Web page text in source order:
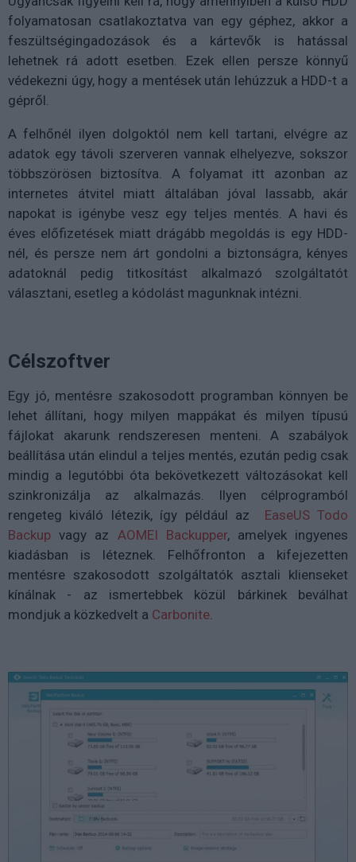
folyamatosan csatlakoztatva van egy géphez, akkor a
feszültségingadozások és a kártevők is hatással
lehetnek rá adott esetben. Ezek ellen persze könnyű
védekezni úgy, hogy a mentések után lehúzzuk a HDD-t a
gépről.
A felhőnél ilyen dolgoktól nem kell tartani, elvégre az
adatok egy távoli szerveren vannak elhelyezve, sokszor
többszörösen biztosítva. A folyamat itt azonban az
internetes átvitel miatt általában jóval lassabb, akár
napokat is igénybe vesz egy teljes mentés. A havi és
éves előfizetések miatt drágább megoldás is egy HDD-
nél, és persze nem árt gondolni a biztonságra, kényes
adatoknál pedig titkosítást alkalmazó szolgáltatót
választani, esetleg a kódolást magunknak intézni.
Célszoftver
Egy jó, mentésre szakosodott programban könnyen be
lehet állítani, hogy milyen mappákat és milyen típusú
fájlokat akarunk rendszeresen menteni. A szabályok
beállítása után elindul a teljes mentés, ezután pedig csak
mindig a legutóbbi óta bekövetkezett változásokat kell
szinkronizálja az alkalmazás. Ilyen célprogramból
rengeteg kiváló létezik, így például az
EaseUS Todo
Backup vagy az AOMEI Backupper, amelyek ingyenes
kiadásban is léteznek. Felhőfronton a kifejezetten
mentésre szakosodott szolgáltatók asztali klienseket
kínálnak - az ismertebbek közül bárkinek beválhat
mondjuk a közkedvelt a Carbonite.